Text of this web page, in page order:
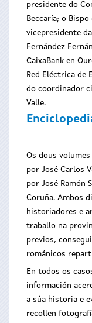
presidente do
Beccaría; o
vicepresidente
Fernández
CaixaBank en
Red Eléctrica de
do coordinador
Valle.
Os dous
por José Carlos
por José Ramón
Coruña. Ambos
historiadores e
traballo na
previos,
románicos
En todos os
información
a súa historia e
recollen